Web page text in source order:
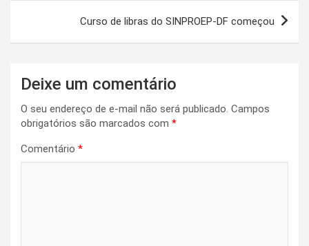
Curso de libras do SINPROEP-DF começou
Deixe um comentário
O seu endereço de e-mail não será publicado. Campos
obrigatórios são marcados com *
Comentário *